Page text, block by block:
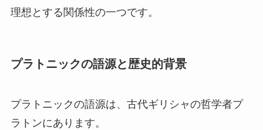
理想とする関係性の一つです。
プラトニックの語源と歴史的背景
プラトニックの語源は、古代ギリシャの哲学者プ
ラトンにあります。